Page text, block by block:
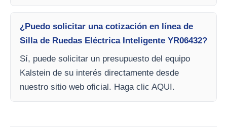
¿Puedo solicitar una cotización en línea de
Silla de Ruedas Eléctrica Inteligente YR06432?
Sí, puede solicitar un presupuesto del equipo
Kalstein de su interés directamente desde
nuestro sitio web oficial. Haga clic AQUI.